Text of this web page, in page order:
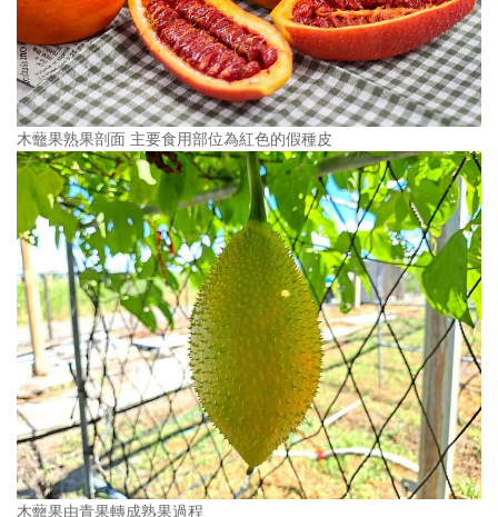
木虌果熟果剖面 主要食用部位為紅色的假種皮
木虌果由青果轉成熟果過程